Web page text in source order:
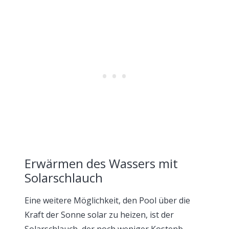
Erwärmen des Wassers mit
Solarschlauch
Eine weitere Möglichkeit, den Pool über die
Kraft der Sonne solar zu heizen, ist der